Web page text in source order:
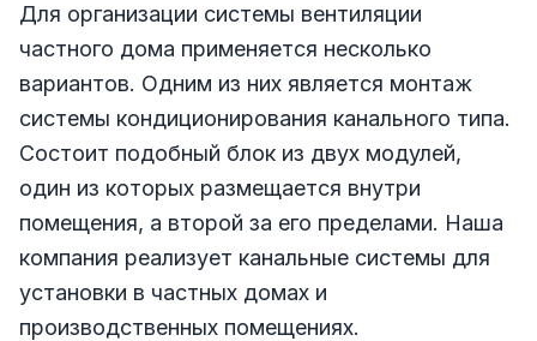
Для организации системы вентиляции
частного дома применяется несколько
вариантов. Одним из них является монтаж
системы кондиционирования канального типа.
Состоит подобный блок из двух модулей,
один из которых размещается внутри
помещения, а второй за его пределами. Наша
компания реализует канальные системы для
установки в частных домах и
производственных помещениях.